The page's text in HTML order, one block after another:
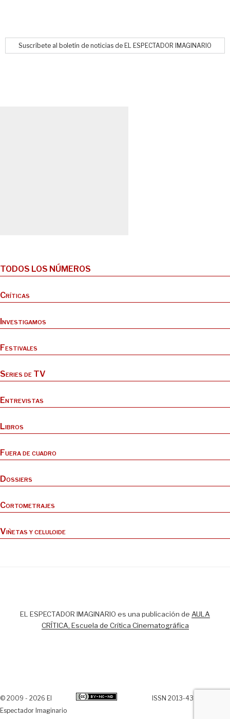
Suscríbete al boletín de noticias de EL ESPECTADOR IMAGINARIO
TODOS LOS NÚMEROS
Críticas
Investigamos
Festivales
Series de TV
Entrevistas
Libros
Fuera de cuadro
Dossiers
Cortometrajes
Viñetas y celuloide
EL ESPECTADOR IMAGINARIO es una publicación de AULA
CRÍTICA, Escuela de Crítica Cinematográfica
© 2009 - 2026 El
Espectador Imaginario
ISSN 2013-438X